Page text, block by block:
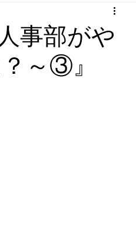
事部がや
～③』